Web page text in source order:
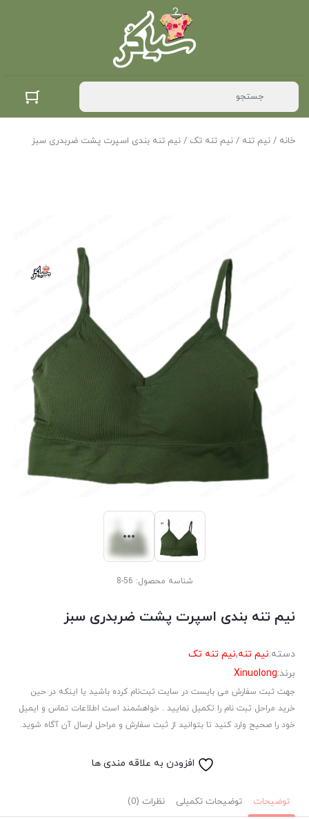
خانه / نیم تنه / نیم تنه تک / نیم تنه بندی اسپرت پشت ضربدری سبز
شناسه محصول: 56-8
نیم تنه بندی اسپرت پشت ضربدری سبز
دسته:نیم تنه,نیم تنه تک
برند:Xinuolong
جهت ثبت سفارش می بایست در سایت ثبت‌نام کرده باشید یا اینکه در حین
خرید مراحل ثبت نام را تکمیل نمایید . خواهشمند است اطلاعات تماس و ایمیل
خود را صحیح وارد کنید تا بتوانید از ثبت سفارش و مراحل ارسال آن آگاه شوید.
افزودن به علاقه مندی ها
توضیحات توضیحات تکمیلی نظرات (0)